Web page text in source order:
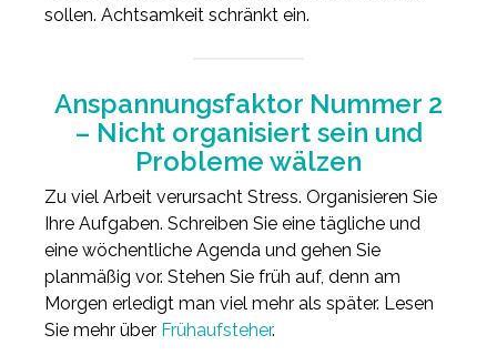
sollen. Achtsamkeit schränkt ein.
Anspannungsfaktor Nummer 2
– Nicht organisiert sein und
Probleme wälzen
Zu viel Arbeit verursacht Stress. Organisieren Sie
Ihre Aufgaben. Schreiben Sie eine tägliche und
eine wöchentliche Agenda und gehen Sie
planmäßig vor. Stehen Sie früh auf, denn am
Morgen erledigt man viel mehr als später. Lesen
Sie mehr über Frühaufsteher.